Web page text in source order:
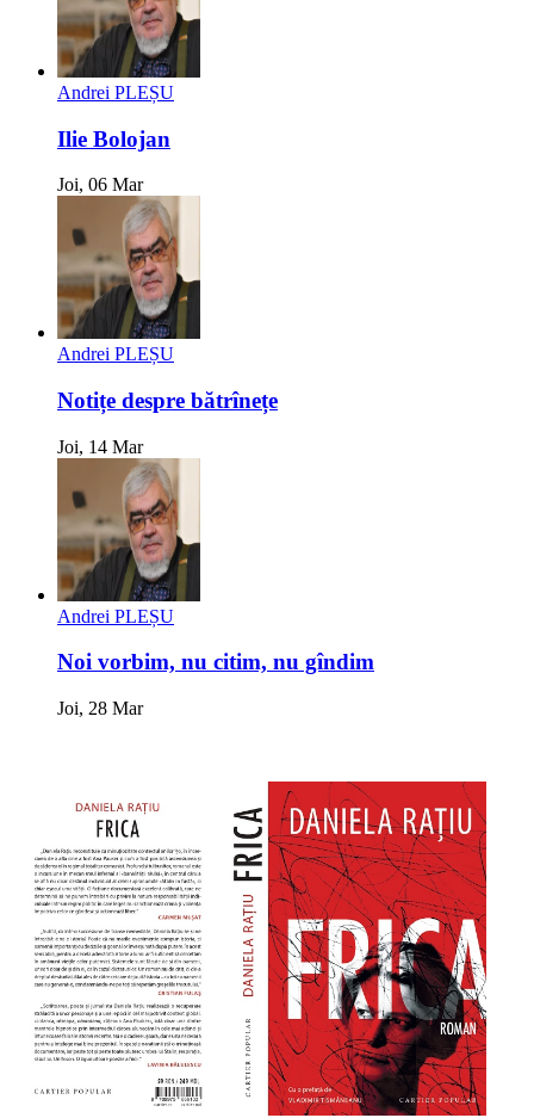
Andrei PLEȘU
Ilie Bolojan
Joi, 06 Mar
Andrei PLEȘU
Notițe despre bătrînețe
Joi, 14 Mar
Andrei PLEȘU
Noi vorbim, nu citim, nu gîndim
Joi, 28 Mar